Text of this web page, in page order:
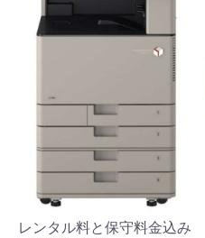
レンタル料と保守料金込み